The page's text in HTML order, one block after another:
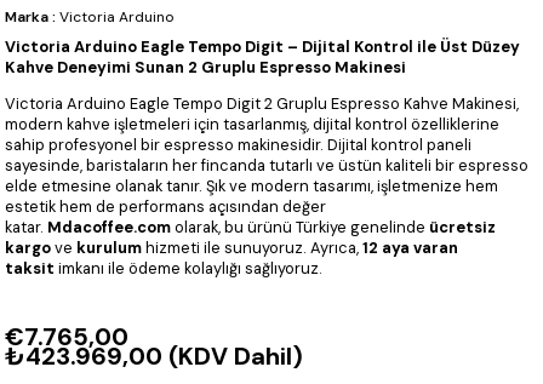
Marka : Victoria Arduino
Victoria Arduino Eagle Tempo Digit – Dijital Kontrol ile Üst Düzey
Kahve Deneyimi Sunan 2 Gruplu Espresso Makinesi
Victoria Arduino Eagle Tempo Digit 2 Gruplu Espresso Kahve Makinesi,
modern kahve işletmeleri için tasarlanmış, dijital kontrol özelliklerine
sahip profesyonel bir espresso makinesidir. Dijital kontrol paneli
sayesinde, baristaların her fincanda tutarlı ve üstün kaliteli bir espresso
elde etmesine olanak tanır. Şık ve modern tasarımı, işletmenize hem
estetik hem de performans açısından değer
katar. Mdacoffee.comolarak, bu ürünü Türkiye genelinde ücretsiz
kargove kurulumhizmeti ile sunuyoruz. Ayrıca,12 aya varan
taksit imkanı ile ödeme kolaylığı sağlıyoruz.
€7.765,00
₺423.969,00 (KDV Dahil)